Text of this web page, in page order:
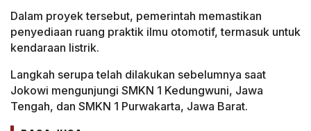
Dalam proyek tersebut, pemerintah memastikan
penyediaan ruang praktik ilmu otomotif, termasuk untuk
kendaraan listrik.
Langkah serupa telah dilakukan sebelumnya saat
Jokowi mengunjungi SMKN 1 Kedungwuni, Jawa
Tengah, dan SMKN 1 Purwakarta, Jawa Barat.